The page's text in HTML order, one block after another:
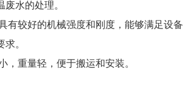
废水的处理。
有较好的机械强度和刚度，能够满足设备
。
，重量轻，便于搬运和安装。